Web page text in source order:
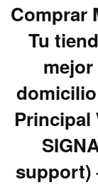
Comprar
Tu
Principal
support)